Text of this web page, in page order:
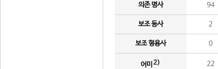
의존 명사 94
보조 동사 2
보조 형용사 0
어미 2) 22